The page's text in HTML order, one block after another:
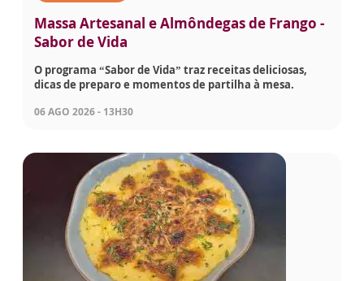
Massa Artesanal e Almôndegas de Frango -
Sabor de Vida
O programa “Sabor de Vida” traz receitas deliciosas,
dicas de preparo e momentos de partilha à mesa.
06 AGO 2026 - 13H30